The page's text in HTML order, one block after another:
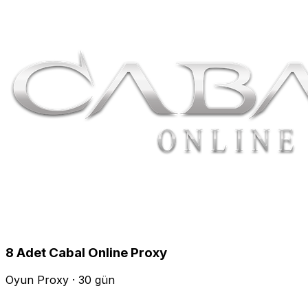
8 Adet Cabal Online Proxy
Oyun Proxy · 30 gün